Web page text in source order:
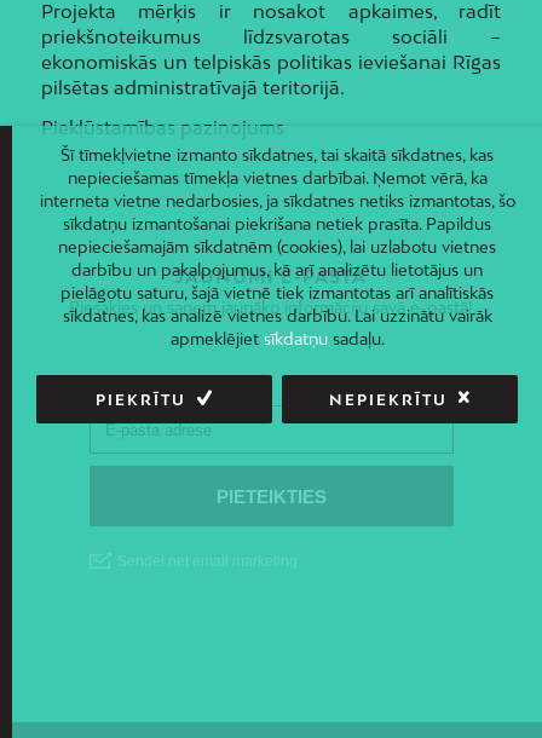
Projekta mērķis ir nosakot apkaimes, radīt
priekšnoteikumus līdzsvarotas sociāli –
ekonomiskās un telpiskās politikas ieviešanai Rīgas
pilsētas administratīvajā teritorijā.
Piekļūstamības paziņojums
JAUNUMI E-PASTĀ
Piesakies un saņem jaunāko informāciju savā e-pastā!
Šī tīmekļvietne izmanto sīkdatnes, tai skaitā sīkdatnes, kas
nepieciešamas tīmekļa vietnes darbībai. Ņemot vērā, ka
interneta vietne nedarbosies, ja sīkdatnes netiks izmantotas, šo
sīkdatņu izmantošanai piekrišana netiek prasīta. Papildus
nepieciešamajām sīkdatnēm (cookies), lai uzlabotu vietnes
darbību un pakalpojumus, kā arī analizētu lietotājus un
pielāgotu saturu, šajā vietnē tiek izmantotas arī analītiskās
sīkdatnes, kas analizē vietnes darbību. Lai uzzinātu vairāk
apmeklējiet sīkdatņusadaļu.
PIEKRĪTU NEPIEKRĪTU